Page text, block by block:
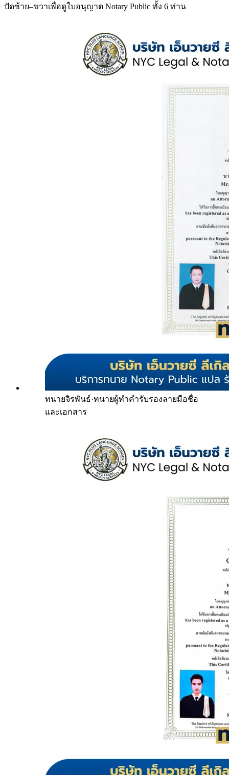
ปัดซ้าย–ขวาเพื่อดูใบอนุญาต Notary Public ทั้ง 6 ท่าน
ทนายจิรพันธ์·ทนายผู้ทำคำรับรองลายมือชื่อ
และเอกสาร